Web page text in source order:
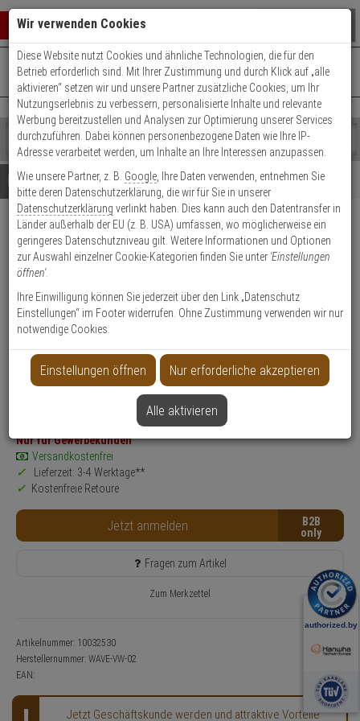
Warenkorb schließen
0 ARTIKEL IM WARENKORB
Ihr Warenkorb ist momentan leer.
Ergebnisse ()
Fertig
Shop
durchsuchen
Bitte
geben
Sie
mindestens
Zeichen
ein,
um
Suche
Es
wurde
noch
Kategorien
Suche
gestartet
+49 (0)821 899 493-0Mo. - Do.: 8:00 - 16:30 | Fr.: 8:00 - 14:00 Uhr
Kontaktservice nutzen
Details Beratung
Hanwha WAVE-VW-02 Lizenz
für Video Wall
Produktmerkmale
Datenblatt drucken
Produktinformationen
Zubehörartikel, SOFTWARE-LIZENZ - Modell: WiseNet Wave
Anwendung: Videoüberwachung
Nur für Gewerbekunden
Versandkostenfrei
Lieferzeit: 3-4 Werktage**
Kostenfreie Retoure
Jetzt anmelden B2B
Fragen zum Artikel
Zum Merkzettel
Artikelnummer: 10032530
Herstellernummer: WAVE-VW-02
EAN:
Jetzt Geschäftskunde werden und attraktive Vorteile
Wir verwenden Cookies
Diese Website nutzt Cookies und ähnliche Technologien, die für den
Betrieb erforderlich sind. Mit Ihrer Zustimmung und durch Klick auf „alle
aktivieren“ setzen wir und unsere Partner zusätzliche Cookies, um Ihr
Nutzungserlebnis zu verbessern, personalisierte Inhalte und relevante
Werbung bereitzustellen und Analysen zur Optimierung unserer Services
durchzuführen. Dabei können personenbezogene Daten wie Ihre IP-
Adresse verarbeitet werden, um Inhalte an Ihre Interessen anzupassen.
Wie unsere Partner, z. B. Google , Ihre Daten verwenden, entnehmen Sie
bitte deren Datenschutzerklärung, die wir für Sie in unserer
Datenschutzerklärung verlinkt haben. Dies kann auch den Datentransfer in
Länder außerhalb der EU (z. B. USA) umfassen, wo möglicherweise ein
geringeres Datenschutzniveau gilt. Weitere Informationen und Optionen
zur Auswahl einzelner Cookie-Kategorien finden Sie unter 'Einstellungen
öffnen'.
Ihre Einwilligung können Sie jederzeit über den Link „Datenschutz
Einstellungen“ im Footer widerrufen. Ohne Zustimmung verwenden wir nur
notwendige Cookies.
Einstellungen öffnen Nur erforderliche akzeptieren
Alle aktivieren